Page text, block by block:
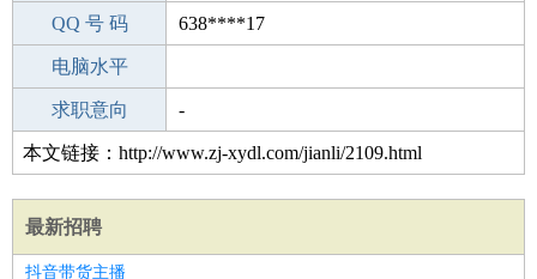
手机号码 194****9509
QQ 号 码 638****17
微信号码
电脑水平
外语水平
求职意向 -
本文链接：http://www.zj-xydl.com/jianli/2109.html
最新招聘
抖音带货主播